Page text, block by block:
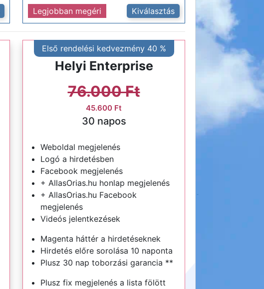
Legjobban megéri Kiválasztás
Első rendelési kedvezmény 40 %
Helyi Enterprise
76.000 Ft
45.600 Ft
30 napos
Weboldal megjelenés
Logó a hirdetésben
Facebook megjelenés
+ AllasOrias.hu honlap megjelenés
+ AllasOrias.hu Facebook
megjelenés
Videós jelentkezések
Magenta háttér a hirdetéseknek
Hirdetés előre sorolása 10 naponta
Plusz 30 nap toborzási garancia **
Plusz fix megjelenés a lista fölött